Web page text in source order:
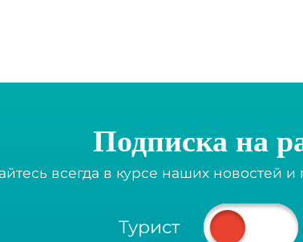
Подписка на
всегда в курсе наших новостей
Турист